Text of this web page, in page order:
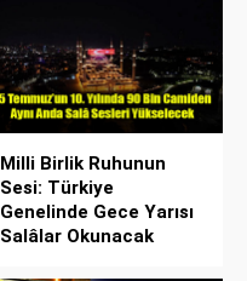
Milli Birlik Ruhunun
Sesi: Türkiye
Genelinde Gece Yarısı
Salâlar Okunacak